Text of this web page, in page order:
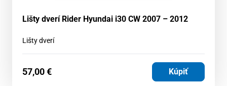
Lišty dverí Rider Hyundai i30 CW 2007 – 2012
Lišty dverí
57,00€ Kúpiť